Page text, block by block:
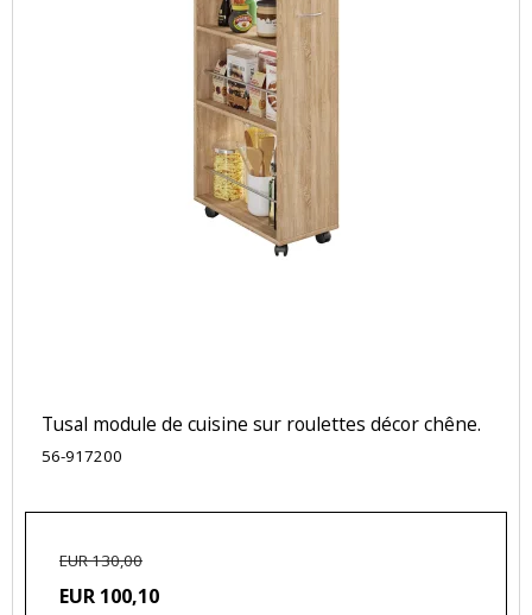
Tusal module de cuisine sur roulettes décor chêne.
56-917200
EUR 130,00
EUR 100,10